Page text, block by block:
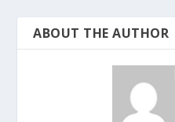
ABOUT THE AUTHOR